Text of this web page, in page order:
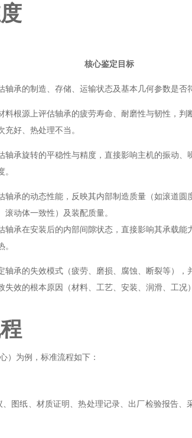
核心鉴定目标
轴承的制造、存储、运输状态及基本几何参数是否
料根源上评估轴承的疲劳寿命、耐磨性与韧性，判
充好、热处理不当。
轴承旋转的平稳性与精度，直接影响主机的振动、
。
轴承的动态性能，反映其内部制造质量（如滚道圆
滚动体一致性）及装配质量。
轴承在安装后的内部间隙状态，直接影响其承载能
。
轴承的失效模式（疲劳、磨损、腐蚀、断裂等），
失效的根本原因（材料、工艺、安装、润滑、工况
）为例，标准流程如下：
图纸、材质证明、热处理记录、出厂检验报告